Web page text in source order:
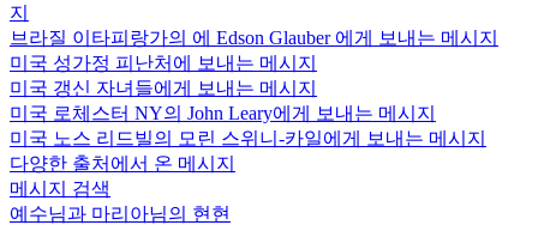
지
브라질 이타피랑가의 에 Edson Glauber 에게 보내는 메시지
미국 성가정 피난처에 보내는 메시지
미국 갱신 자녀들에게 보내는 메시지
미국 로체스터 NY의 John Leary에게 보내는 메시지
미국 노스 리드빌의 모린 스위니-카일에게 보내는 메시지
다양한 출처에서 온 메시지
메시지 검색
예수님과 마리아님의 현현